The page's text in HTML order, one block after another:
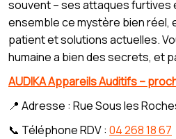
souvent – ses attaques furtives
ensemble ce mystère bien réel,
patient et solutions actuelles.
humaine a bien des secrets, et
AUDIKA Appareils Auditifs –
📍 Adresse : Rue Sous les
📞 Téléphone RDV : 04 268 18 67